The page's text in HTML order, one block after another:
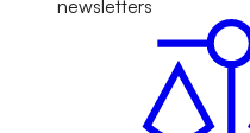
newsletters